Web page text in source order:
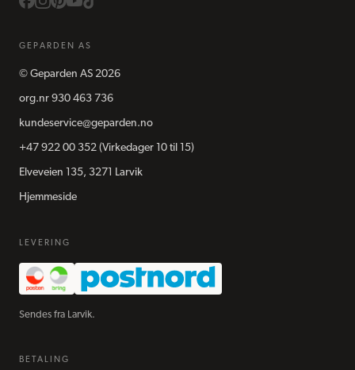
GEPARDEN AS
© Geparden AS 2026
org.nr 930 463 736
kundeservice@geparden.no
+47 922 00 352 (Virkedager 10 til 15)
Elveveien 135, 3271 Larvik
Hjemmeside
LEVERING
Sendes fra Larvik.
BETALING